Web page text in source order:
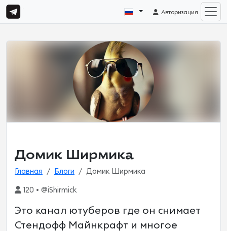
Авторизация
Домик Ширмика
Главная Блоги Домик Ширмика
120 • @iShirmick
Это канал ютуберов где он снимает
Стендофф Майнкрафт и многое